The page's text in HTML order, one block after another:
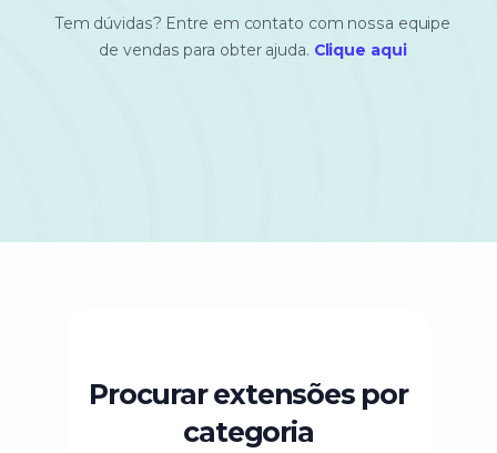
Tem dúvidas? Entre em contato com nossa equipe
de vendas para obter ajuda. Clique aqui
Procurar extensões por
categoria